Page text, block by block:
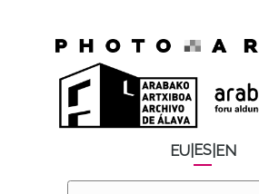
EU ES EN